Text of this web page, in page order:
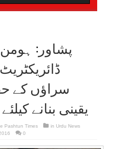
پشاور:
سراؤں کے
یقینی بنانے
Pashtun Times in Urdu News
0